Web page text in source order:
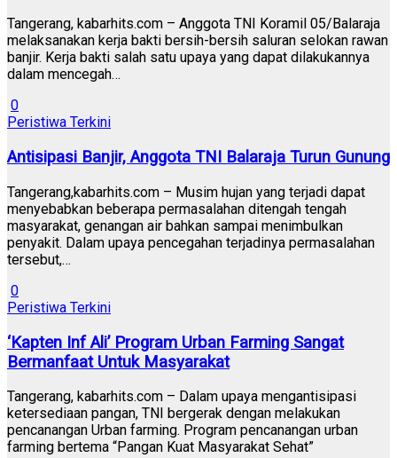
Tangerang, kabarhits.com – Anggota TNI Koramil 05/Balaraja
melaksanakan kerja bakti bersih-bersih saluran selokan rawan
banjir. Kerja bakti salah satu upaya yang dapat dilakukannya
dalam mencegah…
0
Peristiwa Terkini
Antisipasi Banjir, Anggota TNI Balaraja Turun Gunung
Tangerang,kabarhits.com – Musim hujan yang terjadi dapat
menyebabkan beberapa permasalahan ditengah tengah
masyarakat, genangan air bahkan sampai menimbulkan
penyakit. Dalam upaya pencegahan terjadinya permasalahan
tersebut,…
0
Peristiwa Terkini
‘Kapten Inf Ali’ Program Urban Farming Sangat
Bermanfaat Untuk Masyarakat
Tangerang, kabarhits.com – Dalam upaya mengantisipasi
ketersediaan pangan, TNI bergerak dengan melakukan
pencanangan Urban farming. Program pencanangan urban
farming bertema “Pangan Kuat Masyarakat Sehat”